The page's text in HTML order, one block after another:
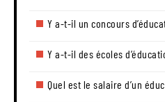
Y a-t-il un concours
Y a-t-il des écoles
Quel est le salaire d’un